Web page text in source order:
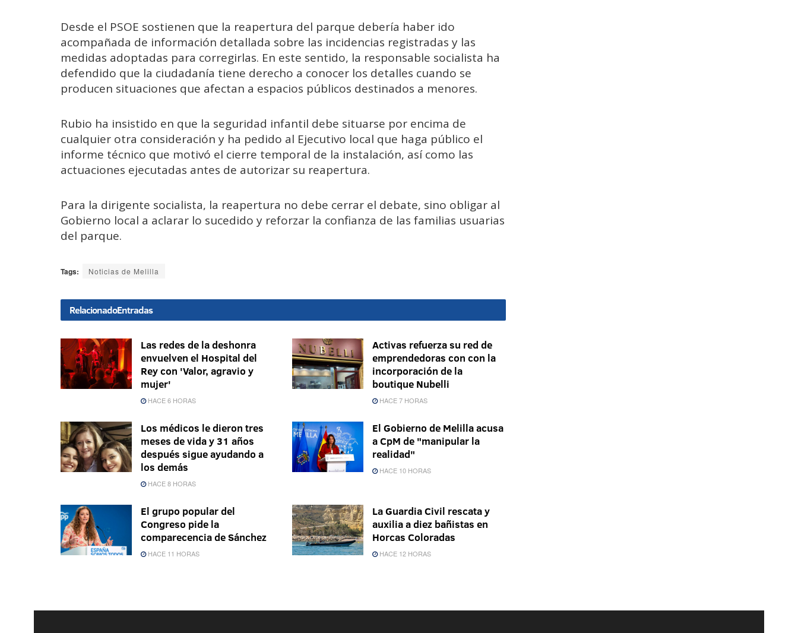
Desde el PSOE sostienen que la reapertura del parque debería haber ido
acompañada de información detallada sobre las incidencias registradas y las
medidas adoptadas para corregirlas. En este sentido, la responsable socialista ha
defendido que la ciudadanía tiene derecho a conocer los detalles cuando se
producen situaciones que afectan a espacios públicos destinados a menores.
Rubio ha insistido en que la seguridad infantil debe situarse por encima de
cualquier otra consideración y ha pedido al Ejecutivo local que haga público el
informe técnico que motivó el cierre temporal de la instalación, así como las
actuaciones ejecutadas antes de autorizar su reapertura.
Para la dirigente socialista, la reapertura no debe cerrar el debate, sino obligar al
Gobierno local a aclarar lo sucedido y reforzar la confianza de las familias usuarias
del parque.
Tags: Noticias de Melilla
RelacionadoEntradas
Las redes de la deshonra
envuelven el Hospital del
Rey con 'Valor, agravio y
mujer'
HACE 6 HORAS
Activas refuerza su red de
emprendedoras con con la
incorporación de la
boutique Nubelli
HACE 7 HORAS
Los médicos le dieron tres
meses de vida y 31 años
después sigue ayudando a
los demás
HACE 8 HORAS
El Gobierno de Melilla acusa
a CpM de "manipular la
realidad"
HACE 10 HORAS
El grupo popular del
Congreso pide la
comparecencia de Sánchez
HACE 11 HORAS
La Guardia Civil rescata y
auxilia a diez bañistas en
Horcas Coloradas
HACE 12 HORAS